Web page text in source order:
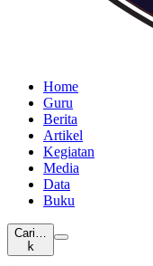
Home
Guru
Berita
Artikel
Kegiatan
Media
Data
Buku
Cari…
k